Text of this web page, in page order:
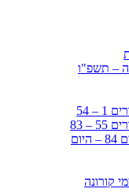
– תשפ"ו
54
– 83
קורונה